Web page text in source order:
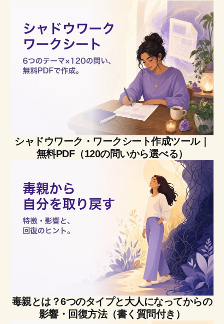
シャドウワーク・ワークシート作成ツール｜
無料PDF（120の問いから選べる）
毒親とは？6つのタイプと大人になってからの
影響・回復方法（書く質問付き）